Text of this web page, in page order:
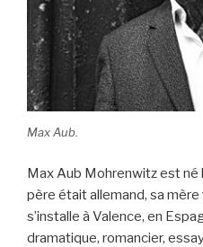
Max Aub.
Max Aub Mohrenwitz est né
père était allemand, sa mère
s’installe à Valence, en
dramatique, romancier,